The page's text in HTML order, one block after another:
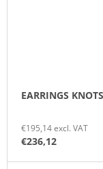
EARRINGS
€195,14 excl. VAT
€236,12